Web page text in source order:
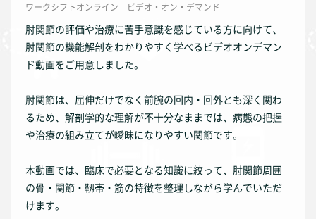
ワークシフトオンライン ビデオ・オン・デマンド
肘関節の評価や治療に苦手意識を感じている方に向けて、
肘関節の機能解剖をわかりやすく学べるビデオオンデマン
ド動画をご用意しました。
肘関節は、屈伸だけでなく前腕の回内・回外とも深く関わ
るため、解剖学的な理解が不十分なままでは、病態の把握
や治療の組み立てが曖昧になりやすい関節です。
本動画では、臨床で必要となる知識に絞って、肘関節周囲
の骨・関節・靱帯・筋の特徴を整理しながら学んでいただ
けます。